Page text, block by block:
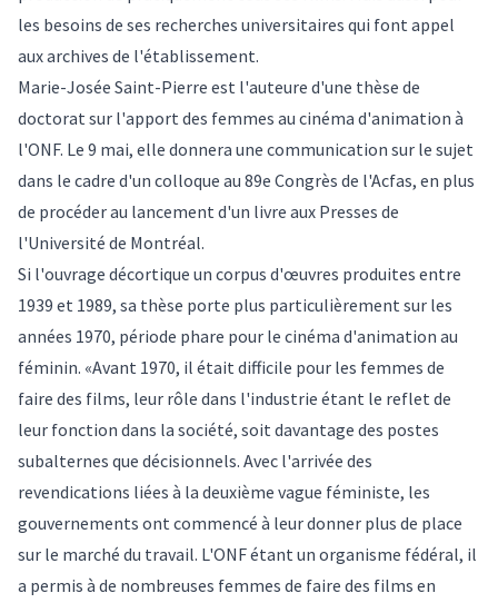
les besoins de ses recherches universitaires qui font appel
aux archives de l'établissement.
Marie-Josée Saint-Pierre est l'auteure d'une thèse de
doctorat sur l'apport des femmes au cinéma d'animation à
l'ONF. Le 9 mai, elle donnera une communication sur le sujet
dans le cadre d'un colloque au 89e Congrès de l'Acfas, en plus
de procéder au lancement d'un livre aux Presses de
l'Université de Montréal.
Si l'ouvrage décortique un corpus d'œuvres produites entre
1939 et 1989, sa thèse porte plus particulièrement sur les
années 1970, période phare pour le cinéma d'animation au
féminin. «Avant 1970, il était difficile pour les femmes de
faire des films, leur rôle dans l'industrie étant le reflet de
leur fonction dans la société, soit davantage des postes
subalternes que décisionnels. Avec l'arrivée des
revendications liées à la deuxième vague féministe, les
gouvernements ont commencé à leur donner plus de place
sur le marché du travail. L'ONF étant un organisme fédéral, il
a permis à de nombreuses femmes de faire des films en